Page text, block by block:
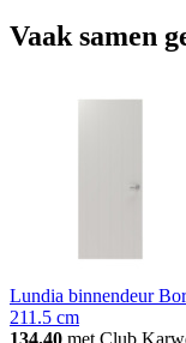
Vaak samen
Lundia binnendeur
211.5 cm
134.40 met Club